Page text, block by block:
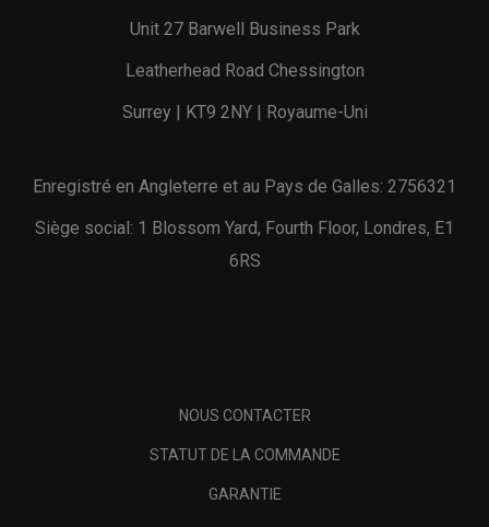
Unit 27 Barwell Business Park
Leatherhead Road Chessington
Surrey | KT9 2NY | Royaume-Uni
Enregistré en Angleterre et au Pays de Galles: 2756321
Siège social: 1 Blossom Yard, Fourth Floor, Londres, E1
6RS
NOUS CONTACTER
STATUT DE LA COMMANDE
GARANTIE